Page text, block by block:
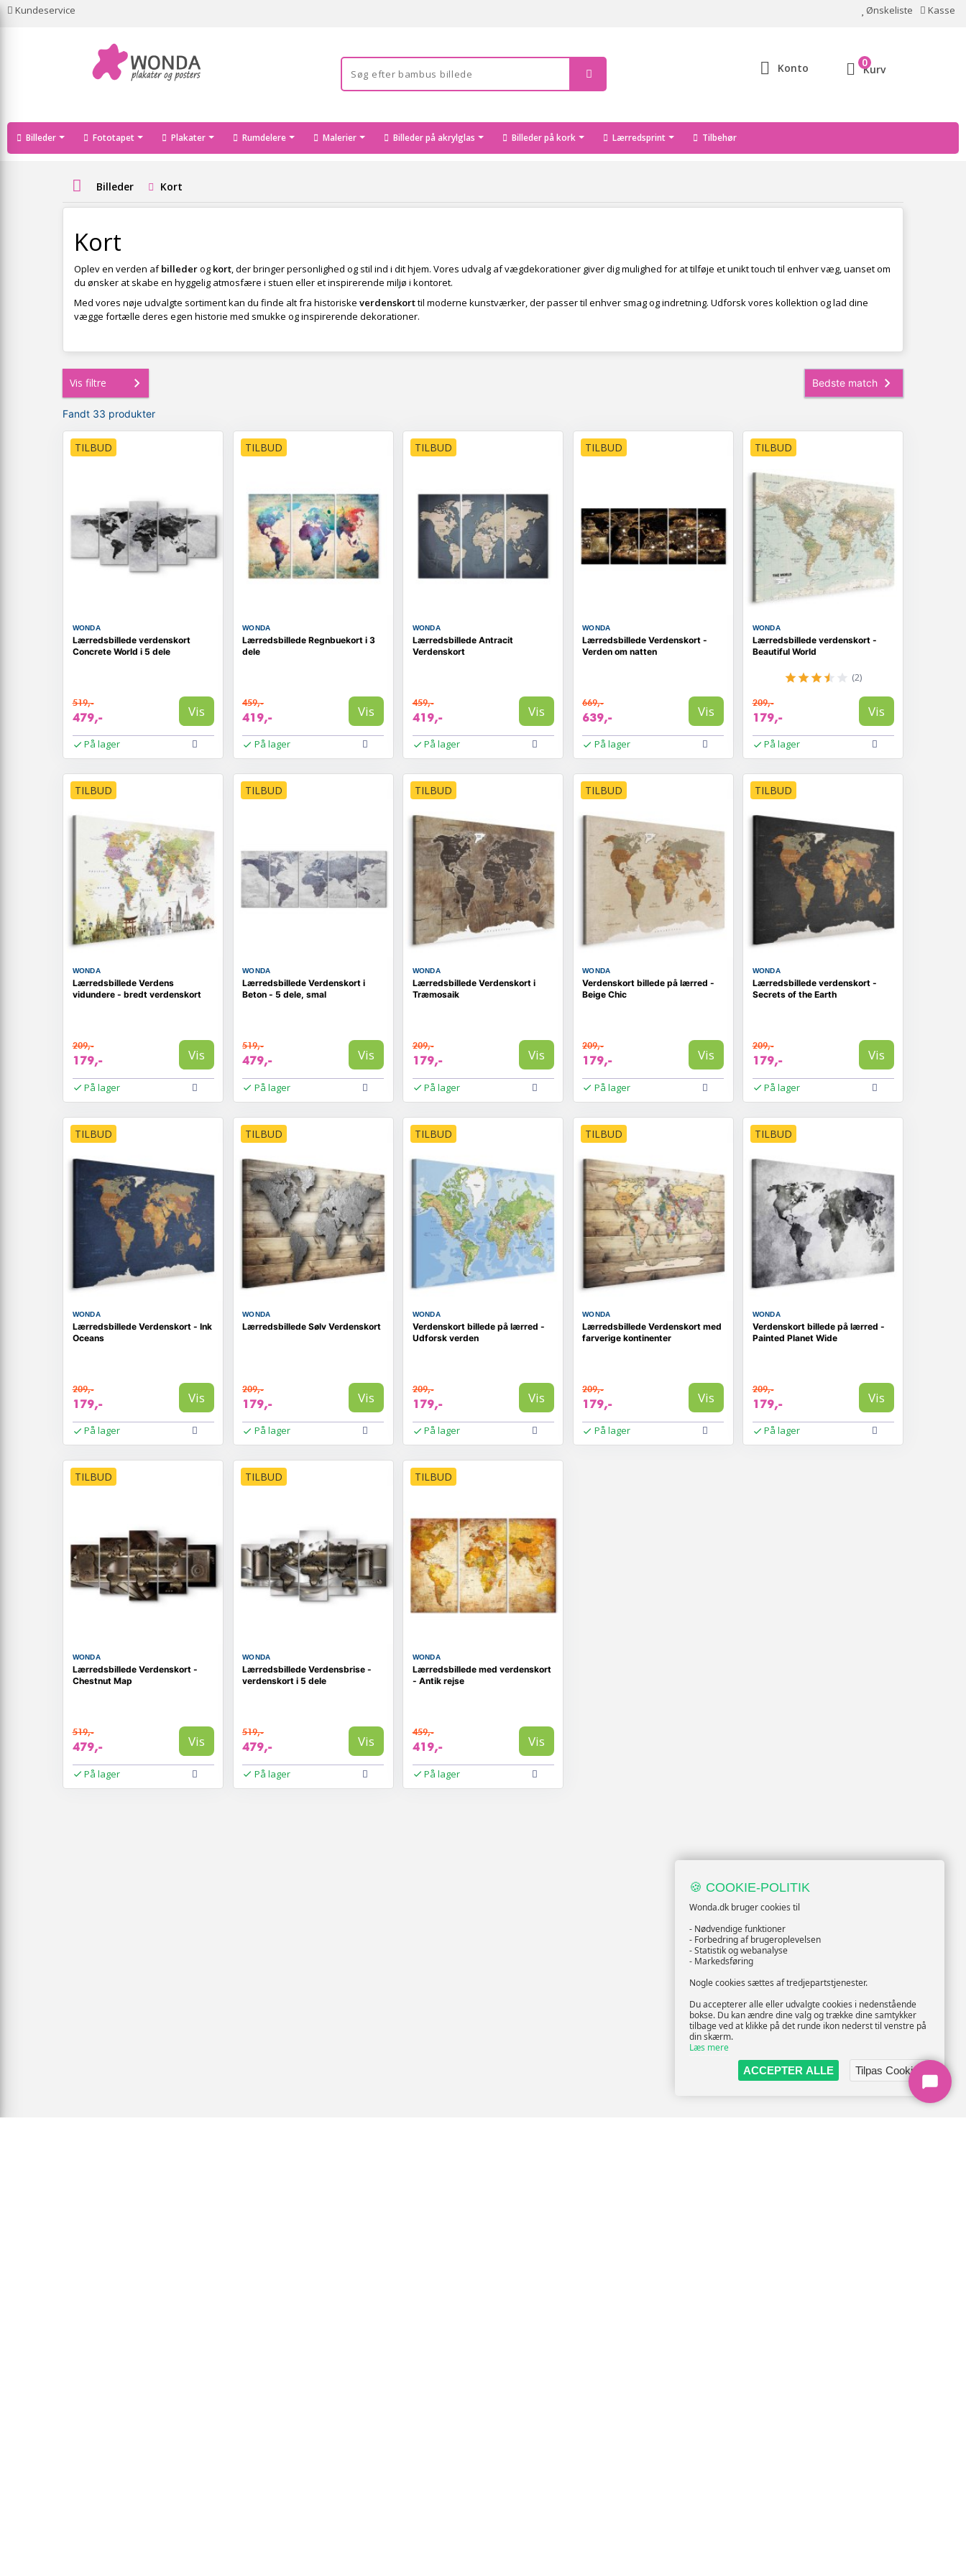
Kundeservice Ønskeliste Kasse
Konto Kurv
0
Billeder Fototapet Plakater Rumdelere Malerier Billeder på akrylglas Billeder på kork Lærredsprint Tilbehør
Billeder Kort
Kort
Oplev en verden afbillederog kort, der bringer personlighed og stil ind i dit hjem. Vores udvalg af vægdekorationer giver dig mulighed for at tilføje et unikt touch til enhver væg, uanset om
du ønsker at skabe en hyggelig atmosfære i stuen eller et inspirerende miljø i kontoret.
Med vores nøje udvalgte sortiment kan du finde alt fra historiske verdenskorttil moderne kunstværker, der passer til enhver smag og indretning. Udforsk vores kollektion og lad dine
vægge fortælle deres egen historie med smukke og inspirerende dekorationer.
Vis filtre
Fandt 33 produkter
TILBUD
WONDA
Lærredsbillede verdenskort
Concrete World i 5 dele
519,-
479,- Vis
På lager
TILBUD
WONDA
Lærredsbillede Regnbuekort i 3
dele
459,-
419,- Vis
På lager
TILBUD
WONDA
Lærredsbillede Antracit
Verdenskort
459,-
419,- Vis
På lager
TILBUD
WONDA
Lærredsbillede Verdenskort -
Verden om natten
669,-
639,- Vis
På lager
TILBUD
WONDA
Lærredsbillede verdenskort -
Beautiful World
(2)
209,-
179,- Vis
På lager
TILBUD
WONDA
Lærredsbillede Verdens
vidundere - bredt verdenskort
209,-
179,- Vis
På lager
TILBUD
WONDA
Lærredsbillede Verdenskort i
Beton - 5 dele, smal
519,-
479,- Vis
På lager
TILBUD
WONDA
Lærredsbillede Verdenskort i
Træmosaik
209,-
179,- Vis
På lager
TILBUD
WONDA
Verdenskort billede på lærred -
Beige Chic
209,-
179,- Vis
På lager
TILBUD
WONDA
Lærredsbillede verdenskort -
Secrets of the Earth
209,-
179,- Vis
På lager
TILBUD
WONDA
Lærredsbillede Verdenskort - Ink
Oceans
209,-
179,- Vis
På lager
TILBUD
WONDA
Lærredsbillede Sølv Verdenskort
209,-
179,- Vis
På lager
TILBUD
WONDA
Verdenskort billede på lærred -
Udforsk verden
209,-
179,- Vis
På lager
TILBUD
WONDA
Lærredsbillede Verdenskort med
farverige kontinenter
209,-
179,- Vis
På lager
TILBUD
WONDA
Verdenskort billede på lærred -
Painted Planet Wide
209,-
179,- Vis
På lager
TILBUD
WONDA
Lærredsbillede Verdenskort -
Chestnut Map
519,-
479,- Vis
På lager
TILBUD
WONDA
Lærredsbillede Verdensbrise -
verdenskort i 5 dele
519,-
479,- Vis
På lager
TILBUD
WONDA
Lærredsbillede med verdenskort
- Antik rejse
459,-
419,- Vis
På lager
🍪 COOKIE-POLITIK
Wonda.dk bruger cookies til
- Nødvendige funktioner
- Forbedring af brugeroplevelsen
- Statistik og webanalyse
- Markedsføring
Nogle cookies sættes af tredjepartstjenester.
Du accepterer alle eller udvalgte cookies i nedenstående
bokse. Du kan ændre dine valg og trække dine samtykker
tilbage ved at klikke på det runde ikon nederst til venstre på
din skærm.
Læs mere
ACCEPTER ALLE
Tilpas Cookies